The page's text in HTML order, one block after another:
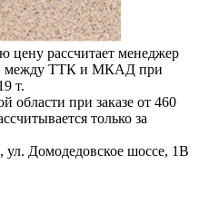
цену рассчитает менеджер
между ТТК и МКАД при
т.
области при заказе от 460
только за
ул. Домодедовское шоссе, 1В